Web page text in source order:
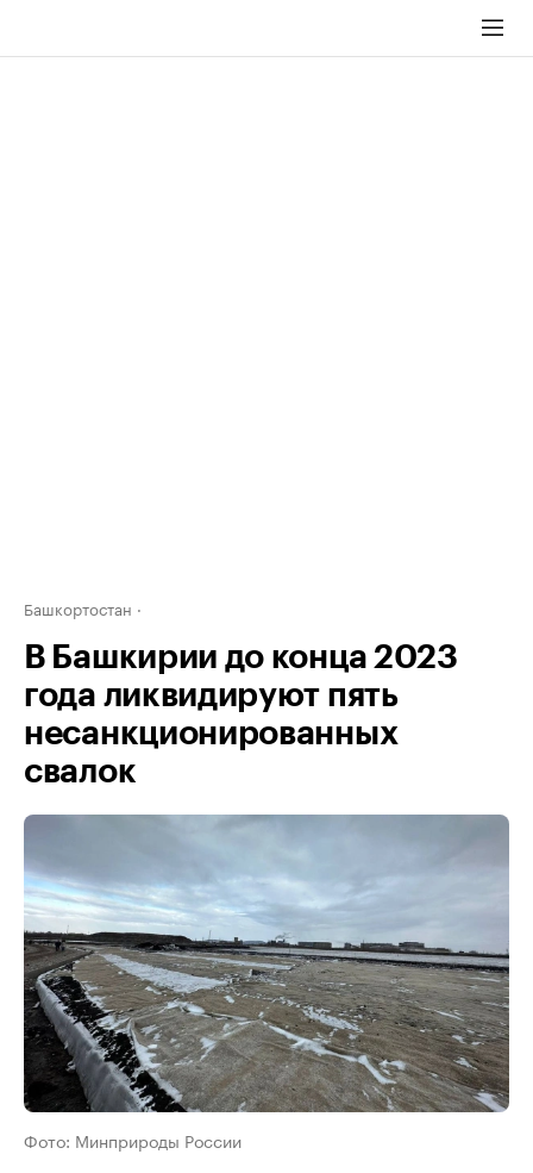
Башкортостан
В Башкирии до конца 2023
года ликвидируют пять
несанкционированных
свалок
Фото: Минприроды России